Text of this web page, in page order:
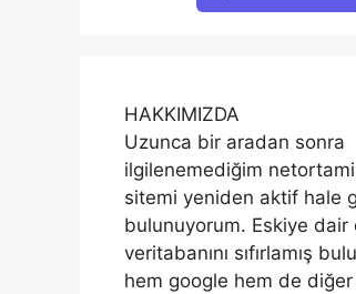
HAKKIMIZDA
Uzunca bir aradan sonra
ilgilenemediğim
sitemi yeniden aktif hale
bulunuyorum. Eskiye dair
veritabanını sıfırlamış
hem google hem de